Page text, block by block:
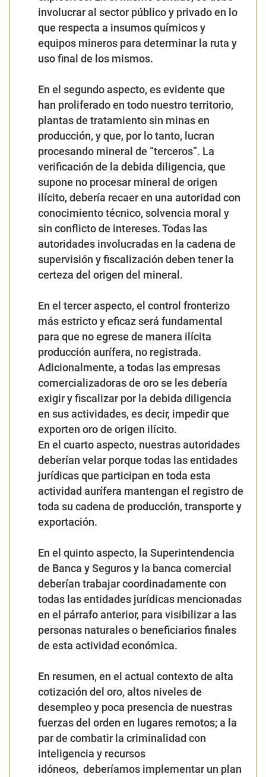
involucrar al sector público y privado en lo
que respecta a insumos químicos y
equipos mineros para determinar la ruta y
uso final de los mismos.
En el segundo aspecto, es evidente que
han proliferado en todo nuestro territorio,
plantas de tratamiento sin minas en
producción, y que, por lo tanto, lucran
procesando mineral de “terceros”. La
verificación de la debida diligencia, que
supone no procesar mineral de origen
ilícito, debería recaer en una autoridad con
conocimiento técnico, solvencia moral y
sin conflicto de intereses. Todas las
autoridades involucradas en la cadena de
supervisión y fiscalización deben tener la
certeza del origen del mineral.
En el tercer aspecto, el control fronterizo
más estricto y eficaz será fundamental
para que no egrese de manera ilícita
producción aurífera, no registrada.
Adicionalmente, a todas las empresas
comercializadoras de oro se les debería
exigir y fiscalizar por la debida diligencia
en sus actividades, es decir, impedir que
exporten oro de origen ilícito.
En el cuarto aspecto, nuestras autoridades
deberían velar porque todas las entidades
jurídicas que participan en toda esta
actividad aurífera mantengan el registro de
toda su cadena de producción, transporte y
exportación.
En el quinto aspecto, la Superintendencia
de Banca y Seguros y la banca comercial
deberían trabajar coordinadamente con
todas las entidades jurídicas mencionadas
en el párrafo anterior, para visibilizar a las
personas naturales o beneficiarios finales
de esta actividad económica.
En resumen, en el actual contexto de alta
cotización del oro, altos niveles de
desempleo y poca presencia de nuestras
fuerzas del orden en lugares remotos; a la
par de combatir la criminalidad con
inteligencia y recursos
idóneos, deberíamos implementar un plan